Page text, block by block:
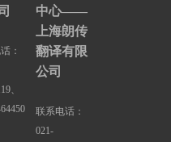
：
、
中心——
上海朗传
翻译有限
公司
联系电话：
021-